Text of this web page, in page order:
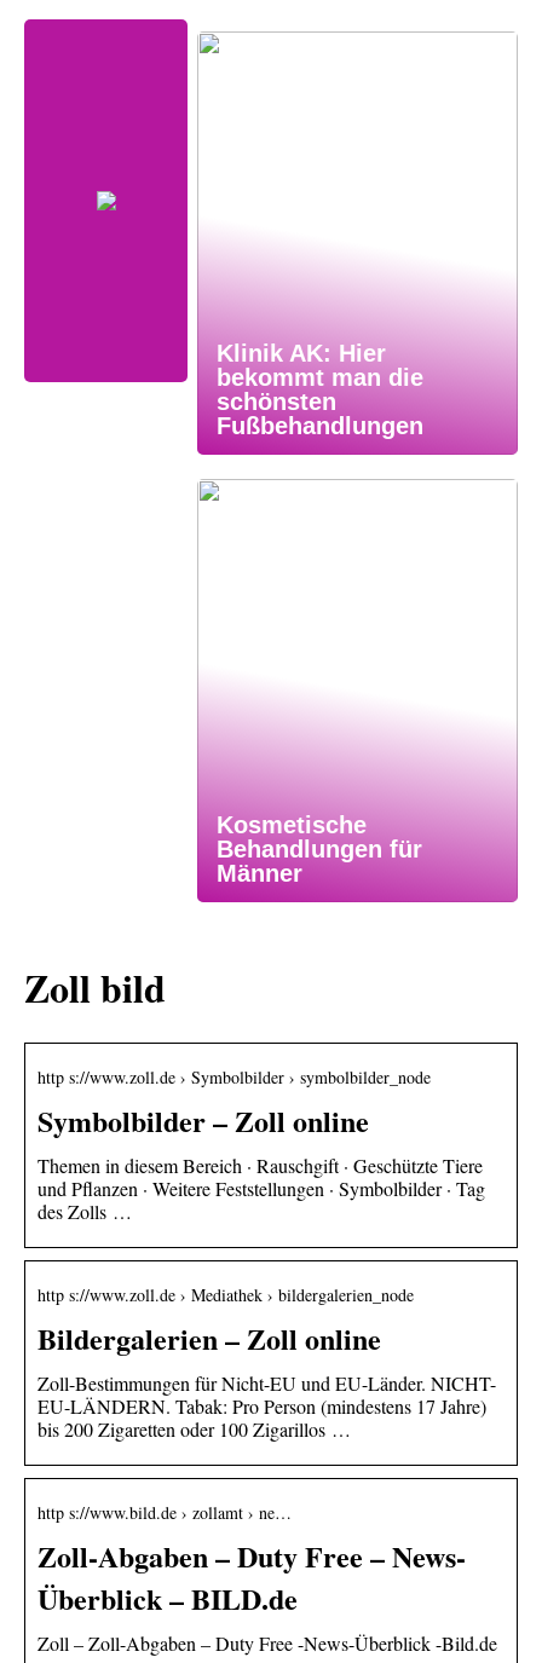
Klinik AK: Hier
bekommt man die
schönsten
Fußbehandlungen
Kosmetische
Behandlungen für
Männer
Zoll bild
http s://www.zoll.de › Symbolbilder › symbolbilder_node
Symbolbilder – Zoll online
Themen in diesem Bereich · Rauschgift · Geschützte Tiere
und Pflanzen · Weitere Feststellungen · Symbolbilder · Tag
des Zolls …
http s://www.zoll.de › Mediathek › bildergalerien_node
Bildergalerien – Zoll online
Zoll-Bestimmungen für Nicht-EU und EU-Länder. NICHT-
EU-LÄNDERN. Tabak: Pro Person (mindestens 17 Jahre)
bis 200 Zigaretten oder 100 Zigarillos …
http s://www.bild.de › zollamt › ne…
Zoll-Abgaben – Duty Free – News-
Überblick – BILD.de
Zoll – Zoll-Abgaben – Duty Free -News-Überblick -Bild.de